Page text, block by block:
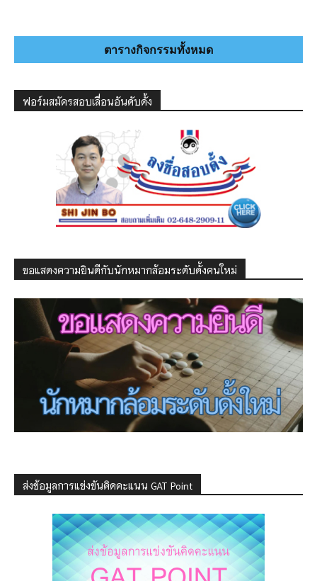
ตารางกิจกรรมทั้งหมด
ฟอร์มสมัครสอบเลื่อนอันดับดั้ง
ขอแสดงความยินดีกับนักหมากล้อมระดับดั้งคนใหม่
ส่งข้อมูลการแข่งขันคิดคะแนน GAT Point